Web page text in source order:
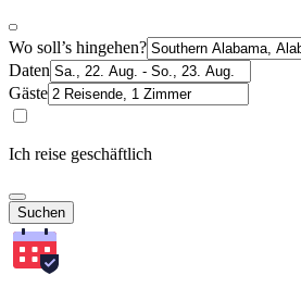
Wo soll’s hingehen?
Daten
Gäste
Ich reise geschäftlich
Suchen